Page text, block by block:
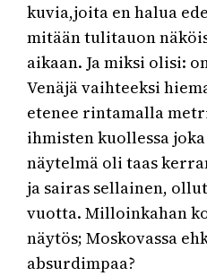
kuvia,joita en halua
mitään tulitauon
aikaan. Ja miksi olisi:
Venäjä vaihteeksi
etenee rintamalla
ihmisten kuollessa
näytelmä oli taas
ja sairas sellainen,
vuotta. Milloinkahan
näytös; Moskovassa
absurdimpaa?